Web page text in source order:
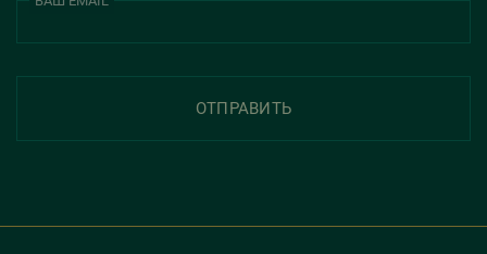
ОТПРАВИТЬ